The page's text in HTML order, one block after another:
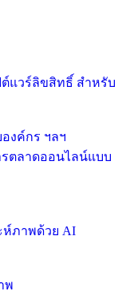
งค์กร ฯลฯ